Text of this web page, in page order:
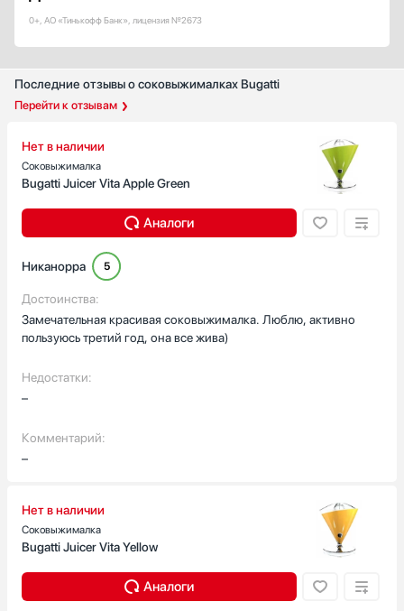
0+, АО «Тинькофф Банк», лицензия №2673
Последние отзывы о соковыжималках Bugatti
Перейти к отзывам
Нет в наличии
Соковыжималка
Bugatti Juicer Vita Apple Green
Аналоги
Никанорра 5
Достоинства:
Замечательная красивая соковыжималка. Люблю, активно
пользуюсь третий год, она все жива)
Недостатки:
–
Комментарий:
–
Нет в наличии
Соковыжималка
Bugatti Juicer Vita Yellow
Аналоги